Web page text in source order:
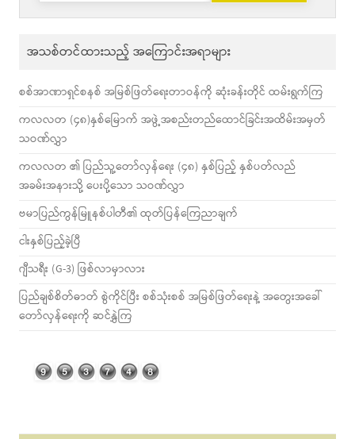
အသစ်တင်ထားသည့် အကြောင်းအရာများ
စစ်အာဏာရှင်စနစ် အမြစ်ဖြတ်ရေးတာဝန်ကို ဆုံးခန်းတိုင် ထမ်းရွက်ကြ
ကလလတ (၄၈)နှစ်မြောက် အဖွဲ့အစည်းတည်ထောင်ခြင်းအထိမ်းအမှတ်
သဝဏ်လွှာ
ကလလတ ၏ ပြည်သူ့တော်လှန်ရေး (၄၈) နှစ်ပြည့် နှစ်ပတ်လည်
အခမ်းအနားသို့ ပေးပို့သော သဝဏ်လွှာ
ဗမာပြည်ကွန်မြူနစ်ပါတီ၏ ထုတ်ပြန်ကြေညာချက်
ငါးနှစ်ပြည့်ခဲ့ပြီ
ဂျီသရီး (G-3) ဖြစ်လာမှာလား
ပြည်ချစ်စိတ်ဓာတ် စွဲကိုင်ပြီး စစ်သုံးစစ် အမြစ်ဖြတ်ရေးနဲ့ အတွေးအခေါ်
တော်လှန်ရေးကို ဆင်နွှဲကြ